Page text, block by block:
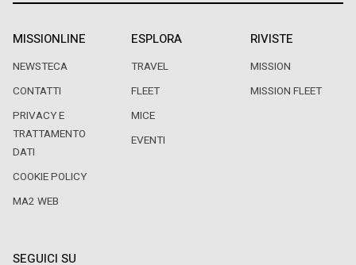
MISSIONLINE
NEWSTECA
CONTATTI
PRIVACY E
TRATTAMENTO
DATI
COOKIE POLICY
MA2 WEB
ESPLORA
TRAVEL
FLEET
MICE
EVENTI
RIVISTE
MISSION
MISSION FLEET
SEGUICI SU